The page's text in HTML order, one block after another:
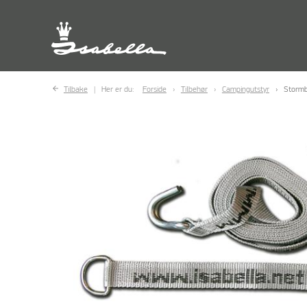
Tilbake Her er du: Forside Tilbehør Campingutstyr